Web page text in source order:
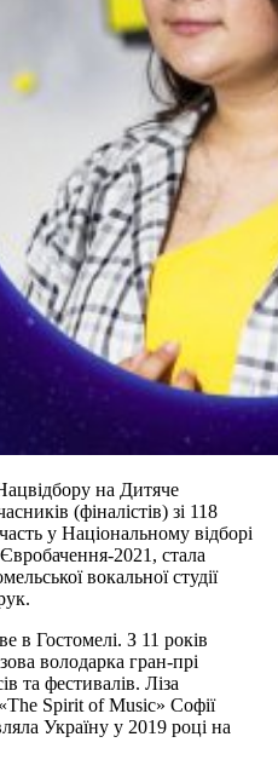
на Дитяче
(фіналістів) зі 118
у Національному відборі
2021, стала
вокальної студії
в Гостомелі. З 11 років
володарка гран-прі
та фестивалів. Ліза
Spirit of Music» Софії
Україну у 2019 році на